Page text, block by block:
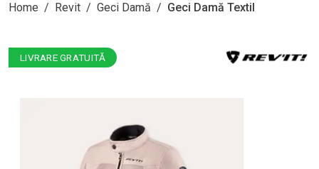
Home / Revit / Geci Damă / Geci Damă Textil
LIVRARE GRATUITĂ